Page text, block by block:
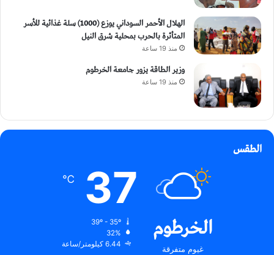
الهلال الأحمر السوداني يوزع (1000) سلة غذائية للأسر
المتأثرة بالحرب بمحلية شرق النيل
منذ 19 ساعة
وزير الطاقة يزور جامعة الخرطوم
منذ 19 ساعة
الطقس
الخرطوم
غيوم متفرقة
37
℃
32%
6.44 كيلومتر/ساعة